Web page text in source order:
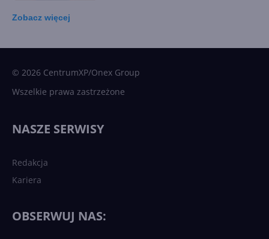
Zobacz więcej
© 2026 CentrumXP/Onex Group
Wszelkie prawa zastrzeżone
NASZE SERWISY
Redakcja
Kariera
OBSERWUJ NAS: